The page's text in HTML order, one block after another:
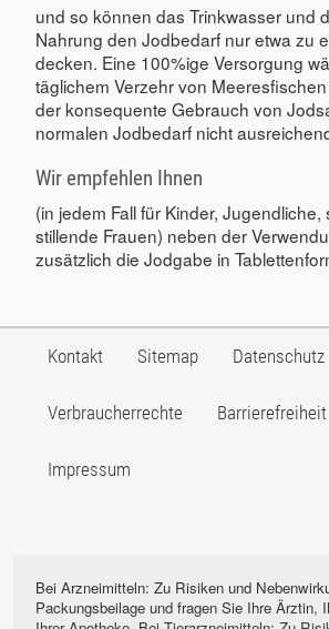
und so können das Trinkwasser und
Nahrung den Jodbedarf nur etwa zu
decken. Eine 100%ige Versorgung
täglichem Verzehr von
der konsequente Gebrauch von
normalen Jodbedarf nicht
Wir empfehlen Ihnen
(in jedem Fall für Kinder,
stillende Frauen) neben der
zusätzlich die Jodgabe in
Kontakt Sitemap Datenschutz
Verbraucherrechte Barrierefreiheit
Impressum
Bei Arzneimitteln: Zu Risiken und
Packungsbeilage und fragen Sie Ihre Ärztin,